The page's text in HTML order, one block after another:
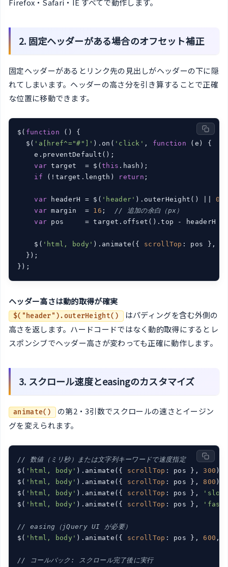
Firefox・Safari・IE すべてで動作します。
2. 固定ヘッダーがある場合のオフセット補正
固定ヘッダーがあるとリンク先の見出しがヘッダーの下に隠
れてしまいます。ヘッダーの高さ分を引き算することで正確
な位置に移動できます。
$( function ( ) {
  $(
'a[href^="#"]' ).on( 'click' , function ( e ) {
    e.preventDefault();
var target  = $(this .hash);
if (!target.length) return ;
var headerH = $( 'header' ).outerHeight() || 0
var margin  = 16 ; // 追加の余白（px）
var pos     = target.offset().top - headerH -
    $(
'html, body' ).animate({ scrollTop : pos },
  });
});
ヘッダー高さは動的取得が確実
$("header").outerHeight()
はパディングを含む外側の
高さを返します。ハードコードではなく動的取得にするとレ
スポンシブでヘッダー高さが変わっても正確に動作します。
3. スクロール速度とeasingのカスタマイズ
animate()
の第2・3引数でスクロールの速さとイージン
グを変えられます。
// 数値（ミリ秒）または文字列キーワードで速度指定
$( 'html, body' ).animate({ scrollTop : pos }, 300
$( 'html, body' ).animate({ scrollTop : pos }, 800
$( 'html, body' ).animate({ scrollTop : pos },
$( 'html, body' ).animate({ scrollTop : pos },
// easing（jQuery UI が必要）
$( 'html, body' ).animate({ scrollTop : pos }, 600 ,
// コールバック: スクロール完了後に実行